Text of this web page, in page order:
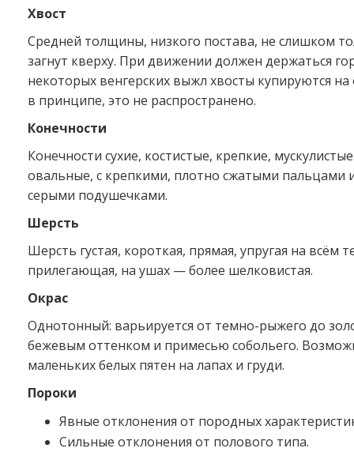
Хвост
Средней толщины, низкого постава, не слишком
загнут кверху. При движении должен держаться
некоторых венгерских выжл хвосты купируются
в принципе, это не распространено.
Конечности
Конечности сухие, костистые, крепкие,
овальные, с крепкими, плотно сжатыми пальцами
серыми подушечками.
Шерсть
Шерсть густая, короткая, прямая, упругая на всём
прилегающая, на ушах — более шелковистая.
Окрас
Однотонный: варьируется от темно-рыжего до
бежевым оттенком и примесью собольего.
маленьких белых пятен на лапах и груди.
Пороки
Явные отклонения от породных
Сильные отклонения от полового типа.